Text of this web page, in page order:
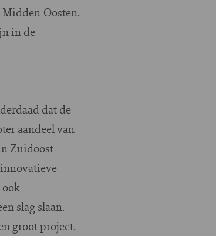
Oosten.
in de
dat de
aandeel van
Zuidoost
slag slaan.
groot project.